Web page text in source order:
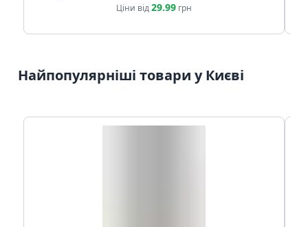
Ціни від29.99 грн
Найпопулярніші товари у Києві